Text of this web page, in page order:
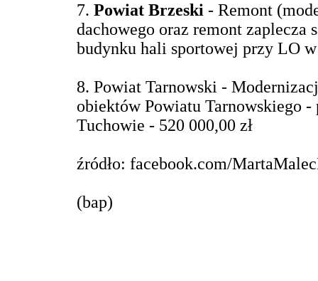
7. Powiat Brzeski - Remont
dachowego oraz remont zaplecza
budynku hali sportowej przy LO
8. Powiat Tarnowski -
obiektów Powiatu Tarnowskiego
Tuchowie - 520 000,00 zł
źródło: facebook.com/
(bap)